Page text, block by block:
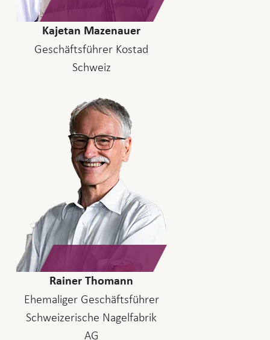
Kajetan Mazenauer
Geschäftsführer Kostad
Schweiz
Rainer Thomann
Ehemaliger Geschäftsführer
Schweizerische Nagelfabrik
AG